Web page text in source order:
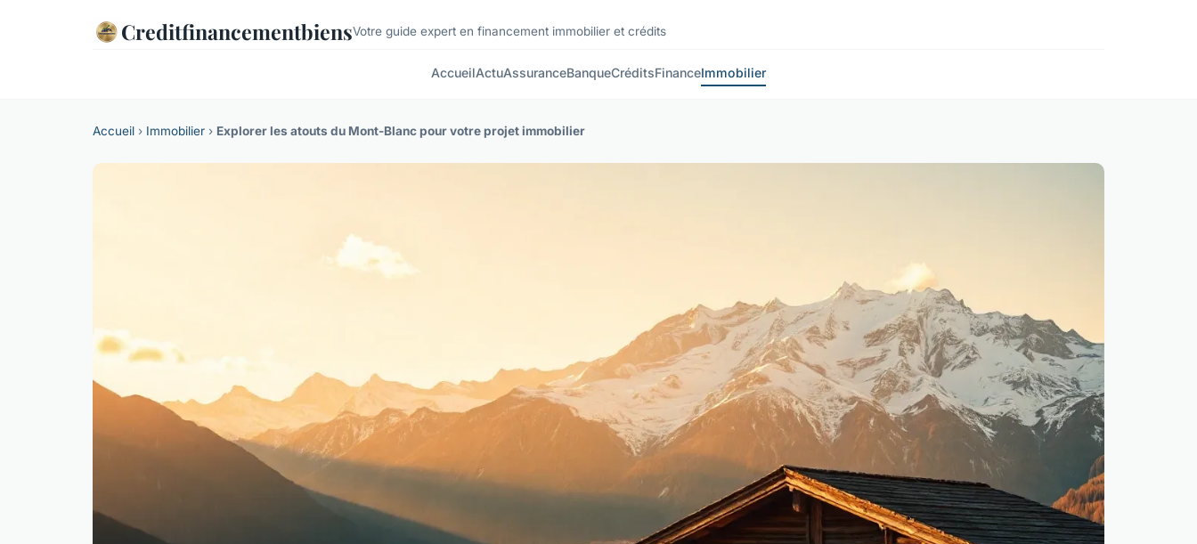
CreditfinancementbiensVotre guide expert en financement immobilier et crédits
AccueilActuAssuranceBanqueCréditsFinanceImmobilier
Accueil › Immobilier › Explorer les atouts du Mont-Blanc pour votre projet immobilier